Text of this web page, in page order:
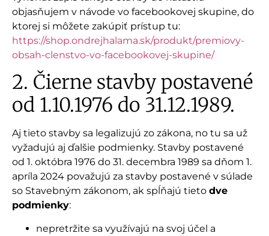
objasňujem v návode vo facebookovej skupine, do
ktorej si môžete zakúpiť prístup tu:
https://shop.ondrejhalama.sk/produkt/premiovy-
obsah-clenstvo-vo-facebookovej-skupine/
2. Čierne stavby postavené
od 1.10.1976 do 31.12.1989.
Aj tieto stavby sa legalizujú zo zákona, no tu sa už
vyžadujú aj ďalšie podmienky. Stavby postavené
od 1. októbra 1976 do 31. decembra 1989 sa dňom 1.
apríla 2024 považujú za stavby postavené v súlade
so Stavebným zákonom, ak spĺňajú tieto dve
podmienky:
nepretržite sa využívajú na svoj účel a